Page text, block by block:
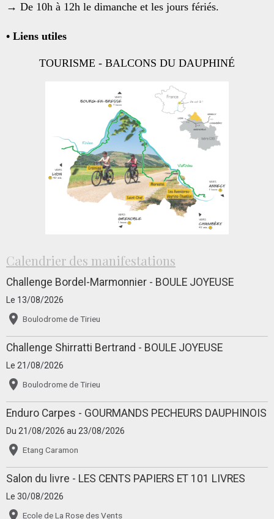
→ De 10h à 12h le dimanche et les jours fériés.
• Liens utiles
TOURISME - BALCONS DU DAUPHINÉ
Calendrier des manifestations
Challenge Bordel-Marmonnier - BOULE JOYEUSE
Le 13/08/2026
Boulodrome de Tirieu
Challenge Shirratti Bertrand - BOULE JOYEUSE
Le 21/08/2026
Boulodrome de Tirieu
Enduro Carpes - GOURMANDS PECHEURS DAUPHINOIS
Du 21/08/2026 au 23/08/2026
Etang Caramon
Salon du livre - LES CENTS PAPIERS ET 101 LIVRES
Le 30/08/2026
Ecole de La Rose des Vents